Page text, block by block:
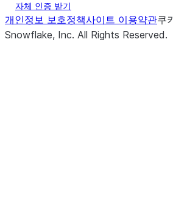
자체 인증 받기
개인정보 보호정책사이트 이용약관쿠
Snowflake, Inc. All Rights Reserved.